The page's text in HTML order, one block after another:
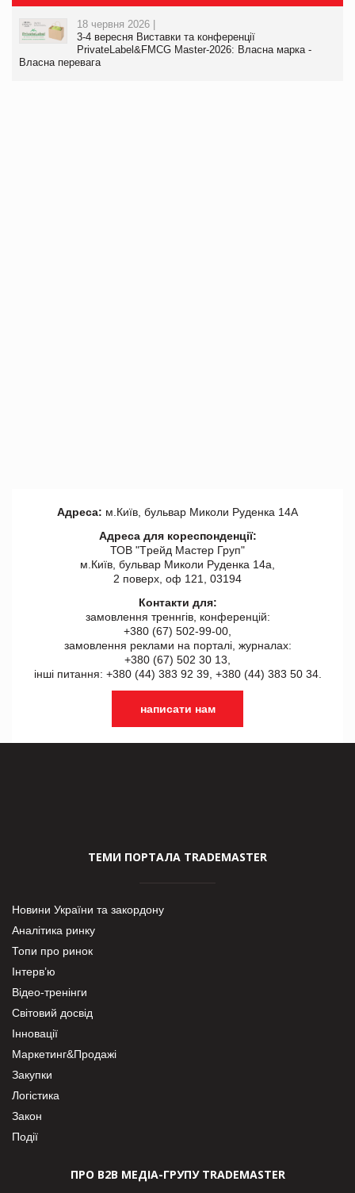
18 червня 2026 |
3-4 вересня Виставки та конференції
PrivateLabel&FMCG Master-2026: Власна марка -
Власна перевага
Адреса: м.Київ, бульвар Миколи Руденка 14А
Адреса для кореспонденції:
ТОВ "Tрейд Мастер Груп"
м.Київ, бульвар Миколи Руденка 14а,
2 поверх, оф 121, 03194
Контакти для:
замовлення треннгів, конференцій:
+380 (67) 502-99-00,
замовлення реклами на порталі, журналах:
+380 (67) 502 30 13,
інші питання: +380 (44) 383 92 39, +380 (44) 383 50 34.
написати нам
ТЕМИ ПОРТАЛА TRADEMASTER
Новини України та закордону
Аналітика ринку
Топи про ринок
Інтерв’ю
Відео-тренінги
Світовий досвід
Інновації
Маркетинг&Продажі
Закупки
Логістика
Закон
Події
ПРО В2В МЕДІА-ГРУПУ TRADEMASTER